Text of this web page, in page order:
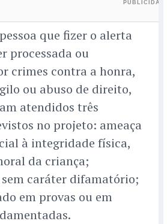
que fizer o alerta
processada ou
crimes contra a honra,
ou abuso de direito,
atendidos três
no projeto: ameaça
à integridade física,
da criança;
caráter difamatório;
em provas ou em